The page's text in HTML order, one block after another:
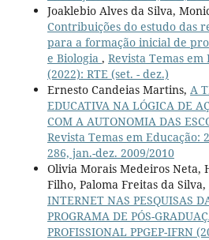
Joaklebio Alves da Silva,
Contribuições do estudo das
para a formação inicial de
e Biologia , Revista Temas em
(2022): RTE (set. - dez.)
Ernesto Candeias Martins, A
EDUCATIVA NA LÓGICA DE
COM A AUTONOMIA DAS
Revista Temas em Educação:
286, jan.-dez. 2009/2010
Olivia Morais Medeiros Neta,
Filho, Paloma Freitas da Silva,
INTERNET NAS PESQUISAS
PROGRAMA DE PÓS-
PROFISSIONAL PPGEP-IFRN